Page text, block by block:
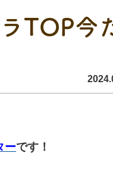
TOP今
ーです！